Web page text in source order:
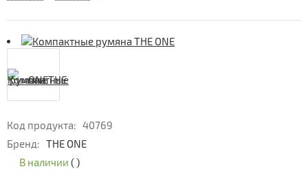
Код продукта: 40769
Бренд: THE ONE
В наличии ()